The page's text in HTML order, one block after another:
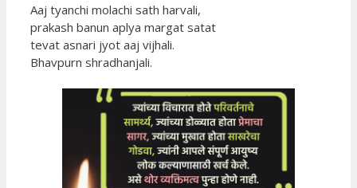
Aaj tyanchi molachi sath harvali,
prakash banun aplya margat satat
tevat asnari jyot aaj vijhali.
Bhavpurn shradhanjali.